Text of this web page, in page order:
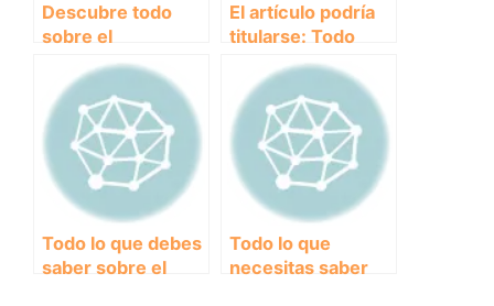
Descubre todo
sobre el
encantador
Boyero de Berna:
Características,
cuidados y
curiosidades
El artículo podría
titularse: Todo
sobre el
majestuoso
Leonberger:
Características,
cuidados y
curiosidades
Todo lo que debes
saber sobre el
Todo lo que
necesitas saber